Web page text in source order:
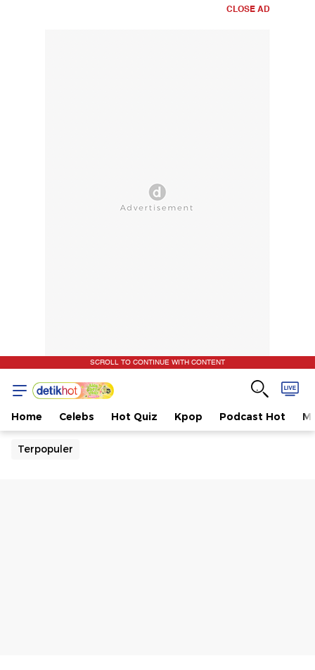
CLOSE AD
SCROLL TO CONTINUE WITH CONTENT
Home Celebs Hot Quiz Kpop Podcast Hot
Terpopuler